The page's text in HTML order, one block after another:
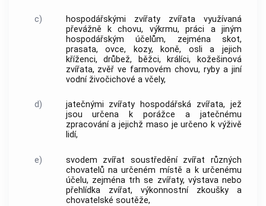
c)
hospodářskými zvířaty zvířata využívaná
převážně k chovu, výkrmu, práci a jiným
hospodářským účelům, zejména skot,
prasata, ovce, kozy, koně, osli a jejich
kříženci, drůbež, běžci, králíci, kožešinová
zvířata, zvěř ve farmovém chovu, ryby a jiní
vodní živočichové a včely,
d)
jatečnými zvířaty hospodářská zvířata, jež
jsou určena k porážce a jatečnému
zpracování a jejichž maso je určeno k výživě
lidí,
e)
svodem zvířat soustředění zvířat různých
chovatelů na určeném místě a k určenému
účelu, zejména trh se zvířaty, výstava nebo
přehlídka zvířat, výkonnostní zkoušky a
chovatelské soutěže,